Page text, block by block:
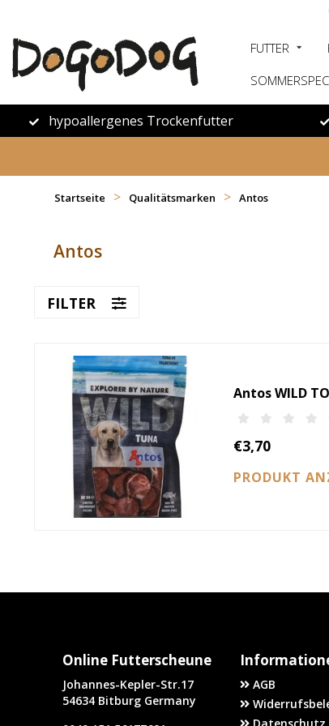
FUTTER
hypoallergenes Trockenfutter
Startseite > Qualitätsmarken > Antos
Antos
FILTER
Antos WILD
€3,70
PRODUKT
Online Futterscheune
Johannes-Kepler-Str.17
54634 Bitburg Germany
AGB